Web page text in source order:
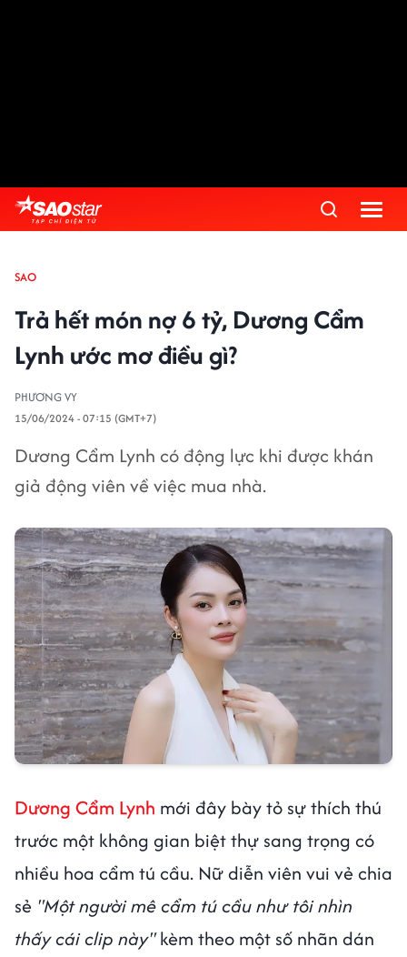
SAO
Trả hết món nợ 6 tỷ, Dương Cẩm
Lynh ước mơ điều gì?
PHƯƠNG VY
15/06/2024 - 07:15 (GMT+7)
Dương Cẩm Lynh có động lực khi được khán
giả động viên về việc mua nhà.
Dương Cẩm Lynh mới đây bày tỏ sự thích thú
trước một không gian biệt thự sang trọng có
nhiều hoa cẩm tú cầu. Nữ diễn viên vui vẻ chia
sẻ "Một người mê cẩm tú cầu như tôi nhìn
thấy cái clip này"kèm theo một số nhãn dán